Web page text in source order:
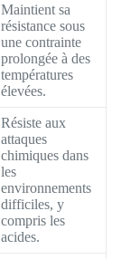
Maintient sa
résistance sous
une contrainte
prolongée à des
températures
élevées.
Résiste aux
attaques
chimiques dans
les
environnements
difficiles, y
compris les
acides.